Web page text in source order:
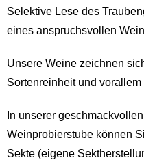
Selektive Lese des
eines anspruchsvollen
Unsere Weine zeichnen
Sortenreinheit und
In unserer
Weinprobierstube können
Sekte (eigene